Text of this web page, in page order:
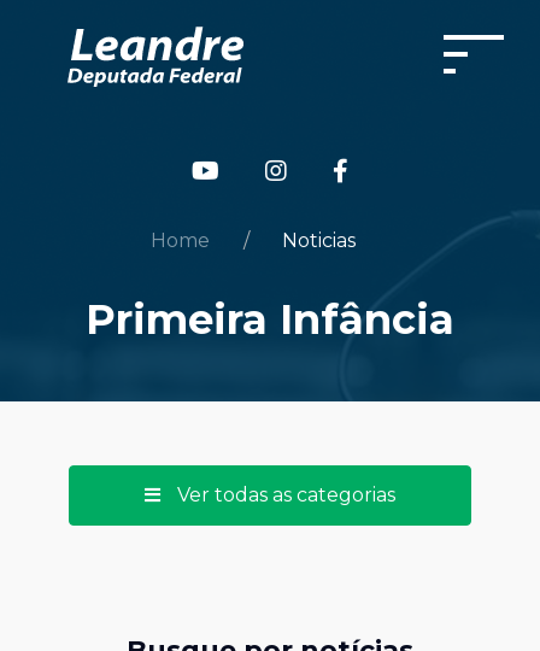
Home Noticias
Primeira Infância
Ver todas as categorias